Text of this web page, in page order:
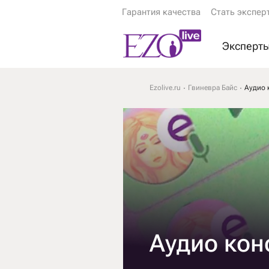
Гарантия качества Стать
Астрологи
Гадалки
Тарологи
Еще
Ezolive.ru Гвиневра Байс Аудио
Аудио